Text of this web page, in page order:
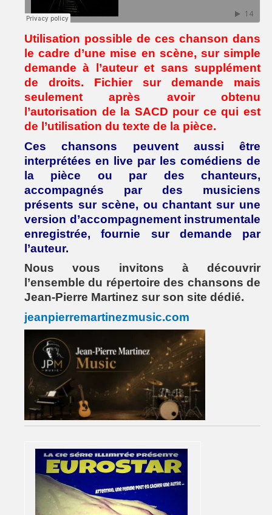
Utilisation possible de ces chanson dans
le cadre d’une mise en scène, sur simple
demande à l’auteur et sans supplément
de droits. Fichier sur demande mais
seulement après avoir obtenu
l’autorisation de la SACD pour ce qui est
de l’utilisation du texte de la pièce.
Ces chansons peuvent aussi être
interprétées en live par les comédiens de
la pièce ou par des chanteurs,
accompagnés par des musiciens
présents sur scène, ou chantant sur une
version d’accompagnement instrumentale
enregistrée, fournie sur demande par
l’auteur.
Nous vous invitons à découvrir
l’ensemble du répertoire des chansons de
Jean-Pierre Martinez sur son site dédié.
jeanpierremartinezmusic.com